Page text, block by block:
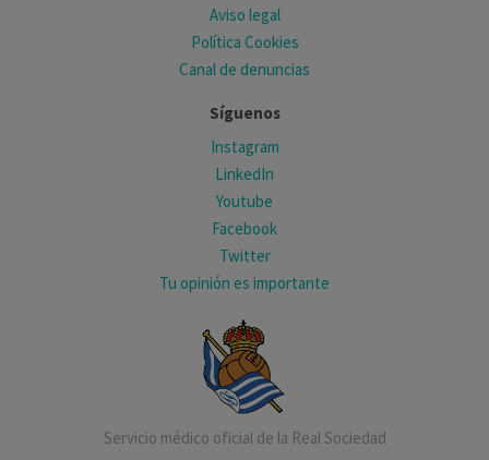
Aviso legal
Política Cookies
Canal de denuncias
Síguenos
Instagram
LinkedIn
Youtube
Facebook
Twitter
Tu opinión es importante
Servicio médico oficial de la Real Sociedad